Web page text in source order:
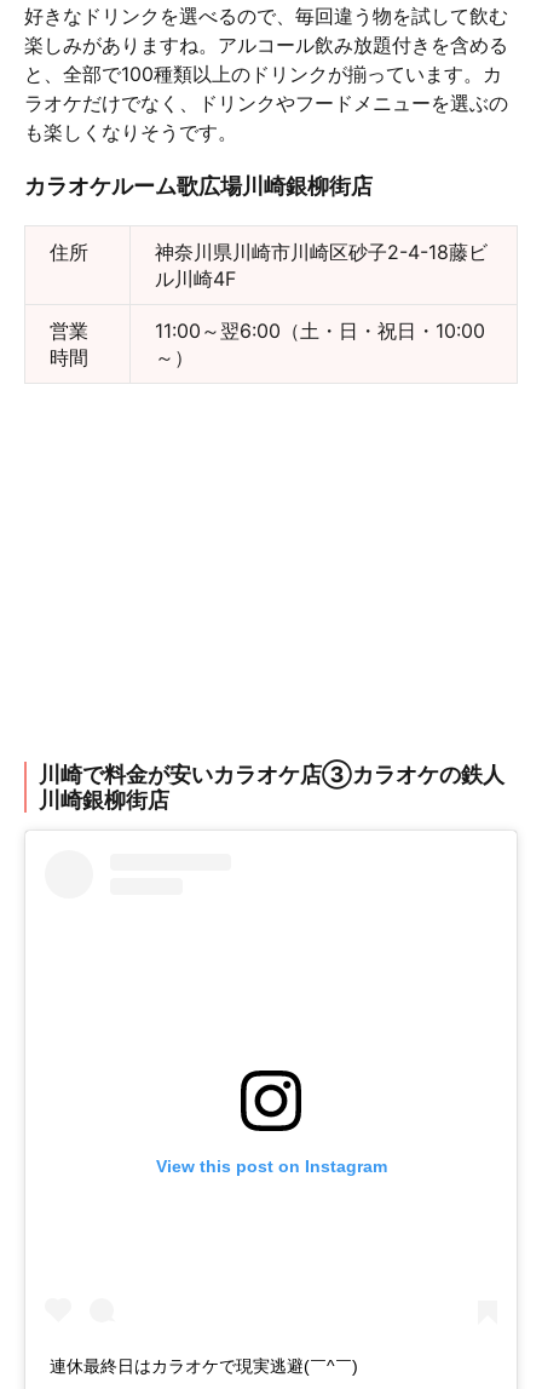
好きなドリンクを選べるので、毎回違う物を試して飲む
楽しみがありますね。アルコール飲み放題付きを含める
と、全部で100種類以上のドリンクが揃っています。カ
ラオケだけでなく、ドリンクやフードメニューを選ぶの
も楽しくなりそうです。
カラオケルーム歌広場川崎銀柳街店
住所
神奈川県川崎市川崎区砂子2-4-18藤ビ
ル川崎4F
営業
時間
11:00～翌6:00（土・日・祝日・10:00
～）
川崎で料金が安いカラオケ店③カラオケの鉄人
川崎銀柳街店
View this post on Instagram
連休最終日はカラオケで現実逃避(￣^￣)ゞ